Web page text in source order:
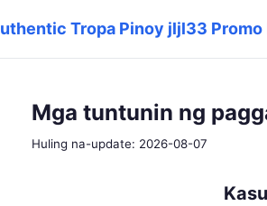
Tropa Pinoy jljl33
Mga tuntunin ng
Huling na-update: 2026-08-07